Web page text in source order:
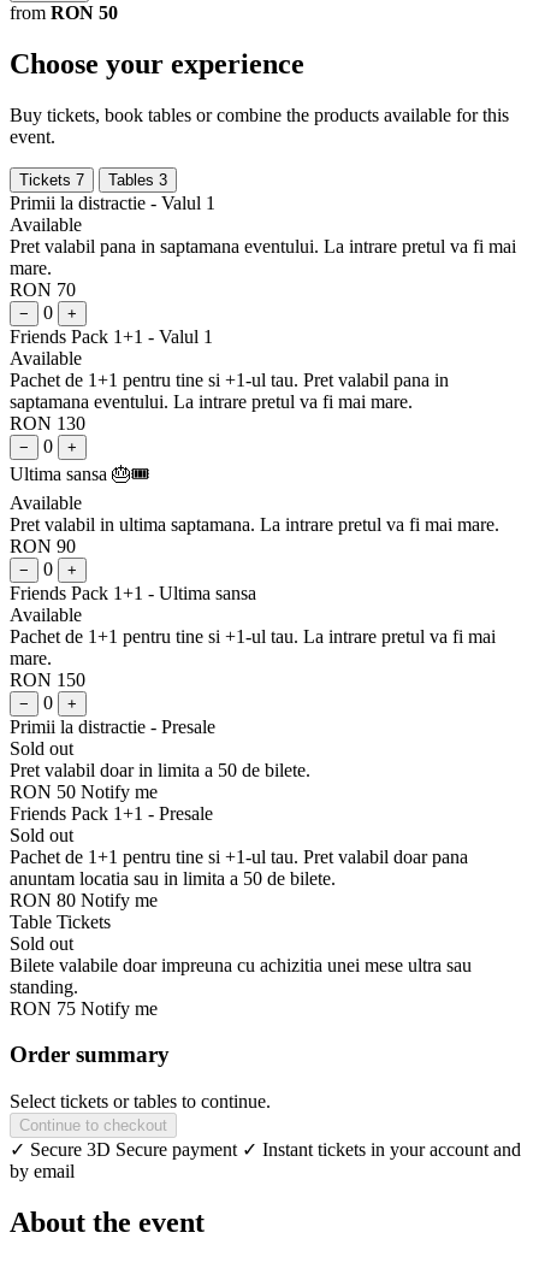
from RON 50
Choose your experience
Buy tickets, book tables or combine the products available for this
event.
Tickets 7 Tables 3
Primii la distractie - Valul 1
Available
Pret valabil pana in saptamana eventului. La intrare pretul va fi mai
mare.
RON 70
− 0 +
Friends Pack 1+1 - Valul 1
Available
Pachet de 1+1 pentru tine si +1-ul tau. Pret valabil pana in
saptamana eventului. La intrare pretul va fi mai mare.
RON 130
− 0 +
Ultima sansa 🎂🎟️
Available
Pret valabil in ultima saptamana. La intrare pretul va fi mai mare.
RON 90
− 0 +
Friends Pack 1+1 - Ultima sansa
Available
Pachet de 1+1 pentru tine si +1-ul tau. La intrare pretul va fi mai
mare.
RON 150
− 0 +
Primii la distractie - Presale
Sold out
Pret valabil doar in limita a 50 de bilete.
RON 50 Notify me
Friends Pack 1+1 - Presale
Sold out
Pachet de 1+1 pentru tine si +1-ul tau. Pret valabil doar pana
anuntam locatia sau in limita a 50 de bilete.
RON 80 Notify me
Table Tickets
Sold out
Bilete valabile doar impreuna cu achizitia unei mese ultra sau
standing.
RON 75 Notify me
Order summary
Select tickets or tables to continue.
Continue to checkout
✓ Secure 3D Secure payment ✓ Instant tickets in your account and
by email
About the event